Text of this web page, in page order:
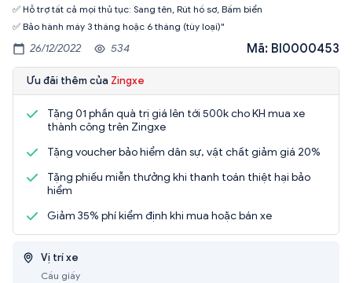
✅ Hỗ trợ tất cả mọi thủ tục: Sang tên, Rút hồ sơ, Bấm biển
✅ Bảo hành máy 3 tháng hoặc 6 tháng (tùy loại)"
26/12/2022 534 Mã: BI0000453
Ưu đãi thêm của Zingxe
Tặng 01 phần quà trị giá lên tới 500k cho KH mua xe
thành công trên Zingxe
Tặng voucher bảo hiểm dân sự, vật chất giảm giá 20%
Tặng phiếu miễn thưởng khi thanh toán thiệt hại bảo
hiểm
Giảm 35% phí kiểm định khi mua hoặc bán xe
Vị trí xe
Cầu giấy